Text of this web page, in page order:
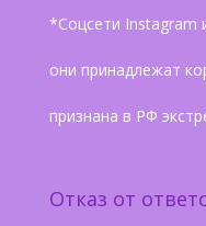
*Соцсети Instagram
они принадлежат
признана в РФ
Отказ от